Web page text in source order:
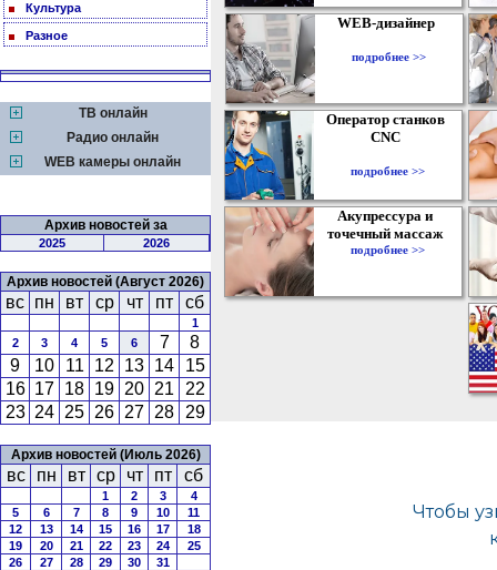
Культура
Разное
ТВ онлайн
Радио онлайн
WEB камеры онлайн
Архив новостей за
2025 2026
Архив новостей (Август 2026)
вс пн вт ср чт пт сб
1
2
3 4 5 6 7
8
9
10 11 12 13 14
15
16 17 18 19 20 21
22
23 24 25 26 27 28 29
Архив новостей (Июль 2026)
вс пн вт ср чт пт сб
1 2 3
4
5
6 7 8 9 10
11
12
13 14 15 16 17
18
19
20 21 22 23 24
25
26
27 28 29 30 31
WEB-дизайнер
подробнее >>
Оператор станков
CNC
подробнее >>
Акупрессура и
точечный массаж
подробнее >>